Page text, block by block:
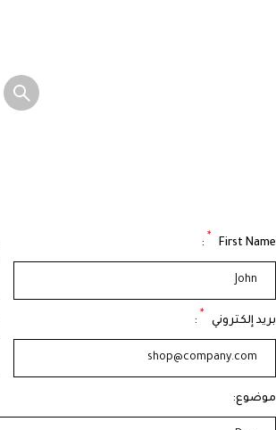
First Name
*
:
بريد إلكتروني *
:
موضوع: